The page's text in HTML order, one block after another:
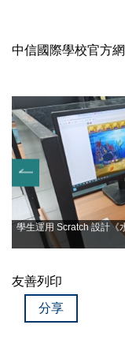
中信國際學校官方
學生運用 Scratch 設計《
友善列印
分享